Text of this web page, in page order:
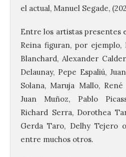
el actual, Manuel Segade,
Entre los artistas presentes
Reina figuran, por ejemplo,
Blanchard, Alexander
Delaunay, Pepe Espaliú,
Solana, Maruja Mallo,
Juan Muñoz, Pablo
Richard Serra, Dorothea
Gerda Taro, Delhy Tejero
entre muchos otros.